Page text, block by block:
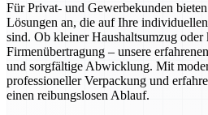
Für Privat- und Gewerbekunden
Lösungen an, die auf Ihre
sind. Ob kleiner Haushaltsumzug oder
Firmenübertragung – unsere
und sorgfältige Abwicklung. Mit
professioneller Verpackung und
einen reibungslosen Ablauf.